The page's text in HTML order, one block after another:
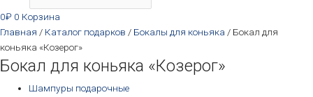
0₽ 0 Корзина
Главная / Каталог подарков / Бокалы для коньяка / Бокал для
коньяка «Козерог»
Бокал для коньяка «Козерог»
Шампуры подарочные